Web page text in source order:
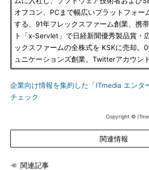
オフコン、PCまで幅広いプラットフォー
する。91年フレックスファーム創業、携
ト「x-Servlet」で日経新聞優秀製品賞・
ックスファームの全株式を KSKに売却。
ュニケーションズ創業。Twitterアカウン
企業向け情報を集約した「ITmedia エンタ
チェック
Copyright ©
関連情報
関連記事